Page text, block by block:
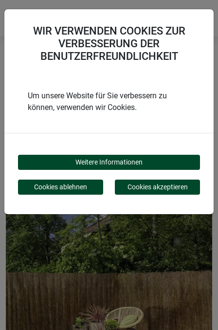
SICHTSCHUTZMATTE
INAKA
WIR VERWENDEN COOKIES ZUR
VERBESSERUNG DER
BENUTZERFREUNDLICHKEIT
Um unsere Website für Sie verbessern zu
können, verwenden wir Cookies.
Weitere Informationen
Cookies ablehnen Cookies akzeptieren